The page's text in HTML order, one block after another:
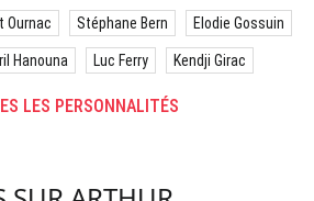
Ournac Stéphane Bern Elodie Gossuin
Hanouna Luc Ferry Kendji Girac
LES PERSONNALITÉS